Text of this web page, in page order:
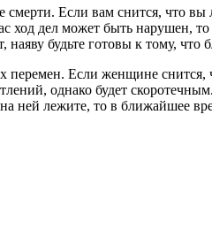
Если вам снится, что
дел может быть нарушен, то
будьте готовы к тому, что
Если женщине снится,
однако будет
ней лежите, то в ближайшее